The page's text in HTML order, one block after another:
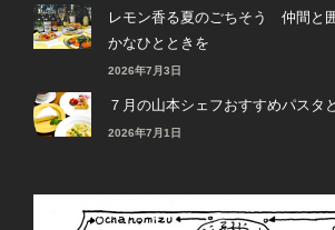
レモン香る夏のごちそう 仲間と
かなひとときを
2026年7月3日
７月の山本シェフおすすめパスタ
2026年7月1日